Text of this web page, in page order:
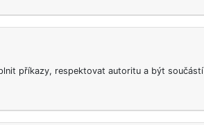
příkazy, respektovat autoritu a být součástí